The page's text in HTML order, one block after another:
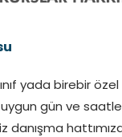
yada birebir
gün ve saatleri
danışma